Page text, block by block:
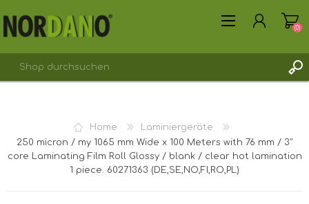
REGISTRIERUNG
ANMELDEN
(0)
Home
Laminiergeräte
250 micron / my 1065 mm Wide x 100 Meters with 76 mm / 3"
core Laminating Film Roll Glossy / blank / clear hot lamination
1 piece. 60271363 (DE,SE,NO,FI,RO,PL)